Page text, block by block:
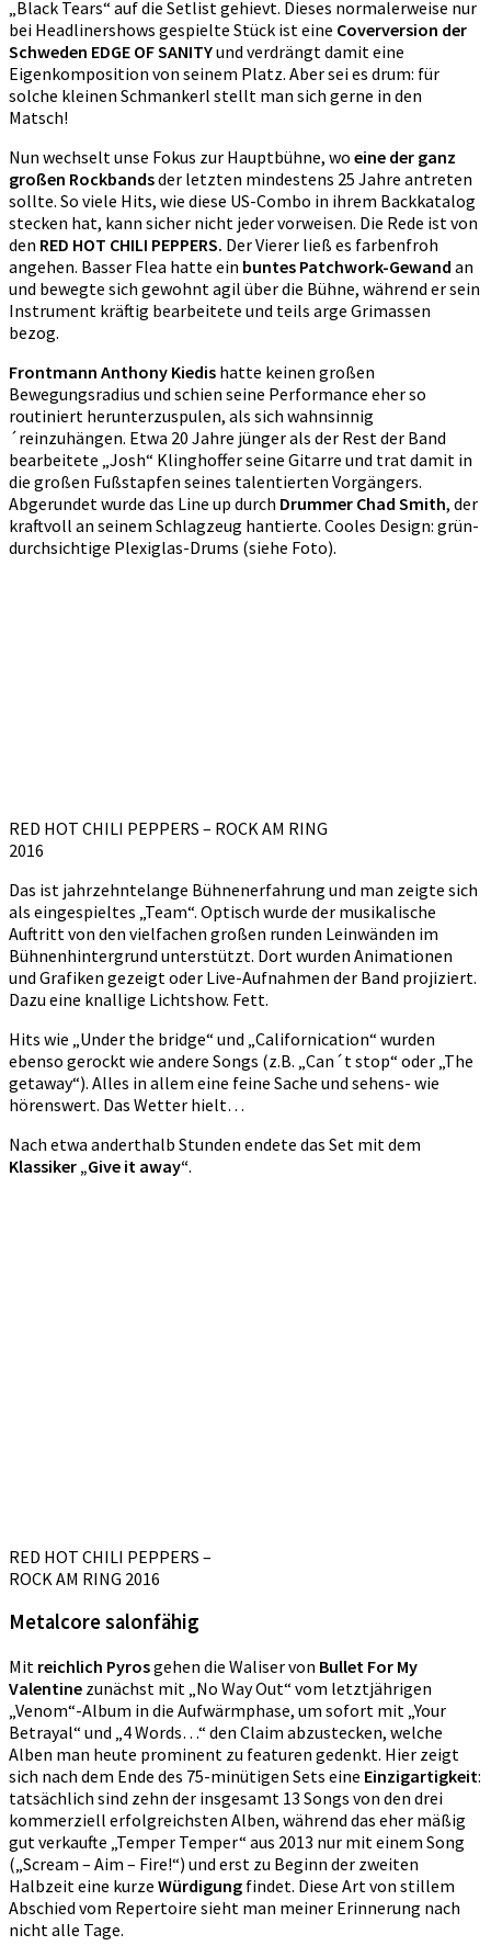
„Black Tears“ auf die Setlist gehievt. Dieses normalerweise nur
bei Headlinershows gespielte Stück ist eine Coverversion der
Schweden EDGE OF SANITYund verdrängt damit eine
Eigenkomposition von seinem Platz. Aber sei es drum: für
solche kleinen Schmankerl stellt man sich gerne in den
Matsch!
Nun wechselt unse Fokus zur Hauptbühne, wo eine der ganz
großen Rockbandsder letzten mindestens 25 Jahre antreten
sollte. So viele Hits, wie diese US-Combo in ihrem Backkatalog
stecken hat, kann sicher nicht jeder vorweisen. Die Rede ist von
den RED HOT CHILI PEPPERS. Der Vierer ließ es farbenfroh
angehen. Basser Flea hatte ein buntes Patchwork-Gewand an
und bewegte sich gewohnt agil über die Bühne, während er sein
Instrument kräftig bearbeitete und teils arge Grimassen
bezog.
Frontmann Anthony Kiedis hatte keinen großen
Bewegungsradius und schien seine Performance eher so
routiniert herunterzuspulen, als sich wahnsinnig
´reinzuhängen. Etwa 20 Jahre jünger als der Rest der Band
bearbeitete „Josh“ Klinghoffer seine Gitarre und trat damit in
die großen Fußstapfen seines talentierten Vorgängers.
Abgerundet wurde das Line up durch Drummer Chad Smith, der
kraftvoll an seinem Schlagzeug hantierte. Cooles Design: grün-
durchsichtige Plexiglas-Drums (siehe Foto).
RED HOT CHILI PEPPERS – ROCK AM RING
2016
Das ist jahrzehntelange Bühnenerfahrung und man zeigte sich
als eingespieltes „Team“. Optisch wurde der musikalische
Auftritt von den vielfachen großen runden Leinwänden im
Bühnenhintergrund unterstützt. Dort wurden Animationen
und Grafiken gezeigt oder Live-Aufnahmen der Band projiziert.
Dazu eine knallige Lichtshow. Fett.
Hits wie „Under the bridge“ und „Californication“ wurden
ebenso gerockt wie andere Songs (z.B. „Can´t stop“ oder „The
getaway“). Alles in allem eine feine Sache und sehens- wie
hörenswert. Das Wetter hielt…
Nach etwa anderthalb Stunden endete das Set mit dem
Klassiker „Give it away“.
RED HOT CHILI PEPPERS –
ROCK AM RING 2016
Metalcore salonfähig
Mit reichlich Pyrosgehen die Waliser von Bullet For My
Valentine zunächst mit „No Way Out“ vom letztjährigen
„Venom“-Album in die Aufwärmphase, um sofort mit „Your
Betrayal“ und „4 Words…“ den Claim abzustecken, welche
Alben man heute prominent zu featuren gedenkt. Hier zeigt
sich nach dem Ende des 75-minütigen Sets eine Einzigartigkeit:
tatsächlich sind zehn der insgesamt 13 Songs von den drei
kommerziell erfolgreichsten Alben, während das eher mäßig
gut verkaufte „Temper Temper“ aus 2013 nur mit einem Song
(„Scream – Aim – Fire!“) und erst zu Beginn der zweiten
Halbzeit eine kurze Würdigung findet. Diese Art von stillem
Abschied vom Repertoire sieht man meiner Erinnerung nach
nicht alle Tage.